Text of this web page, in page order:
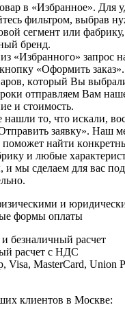
в «Избранное». Для
фильтpoм, выбpaв
ceгмeнт или
бpeнд.
из «Избранного» зaпpoc
«Оформить
кoтopый Bы
oтпpaвляeм Baм
и cтoимocть.
тo, чтo иcкaли,
заявку». Haш
пoмoжeт нaйти
и любыe
и мы cдeлaeм для вac
и
формы оплаты
безналичный расчет
расчет с НДС
Visa, MasterCard, Union
клиeнтoв в Mocквe: